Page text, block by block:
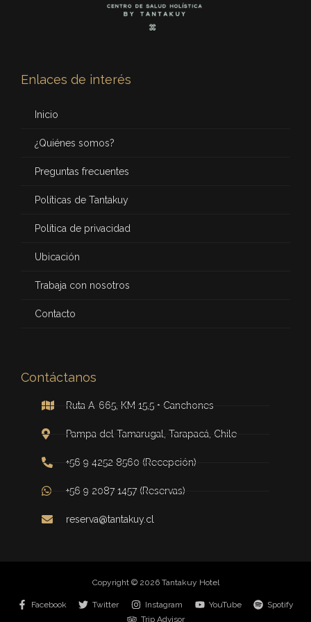
Enlaces de interés
Inicio
¿Quiénes somos?
Preguntas frecuentes
Políticas de Tantakuy
Política de privacidad
Ubicación
Trabaja con nosotros
Contacto
Contáctanos
Ruta A-665, KM 15,5 • Canchones
Pampa del Tamarugal, Tarapacá, Chile
+56 9 4252 8560 (Recepción)
+56 9 2087 1457 (Reservas)
reserva@tantakuy.cl
Copyright © 2026 Tantakuy Hotel
Facebook Twitter Instagram YouTube
Spotify
Trip Advisor